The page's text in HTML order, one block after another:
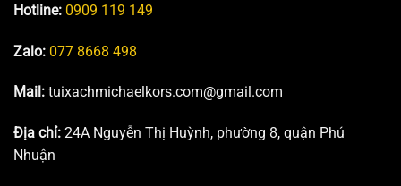
Hotline: 0909 119 149
Zalo: 077 8668 498
Mail: tuixachmichaelkors.com@gmail.com
Địa chỉ: 24A Nguyễn Thị Huỳnh, phường 8, quận Phú
Nhuận